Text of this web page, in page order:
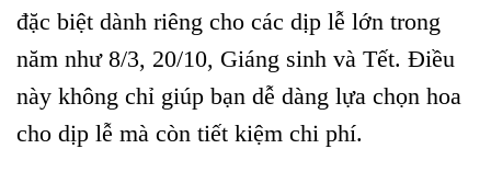
đặc biệt dành riêng cho các dịp lễ lớn trong
năm như 8/3, 20/10, Giáng sinh và Tết. Điều
này không chỉ giúp bạn dễ dàng lựa chọn hoa
cho dịp lễ mà còn tiết kiệm chi phí.